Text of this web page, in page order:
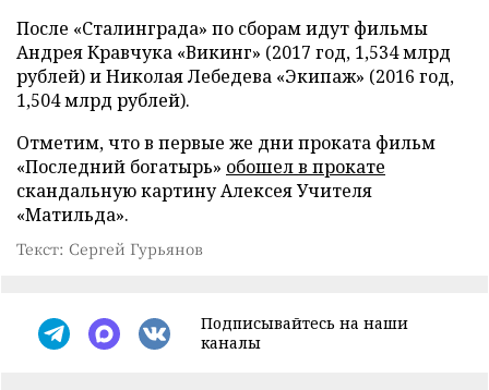
После «Сталинграда» по сборам идут фильмы
Андрея Кравчука «Викинг» (2017 год, 1,534 млрд
рублей) и Николая Лебедева «Экипаж» (2016 год,
1,504 млрд рублей).
Отметим, что в первые же дни проката фильм
«Последний богатырь» обошел в прокате
скандальную картину Алексея Учителя
«Матильда».
Текст: Сергей Гурьянов
Подписывайтесь на наши
каналы